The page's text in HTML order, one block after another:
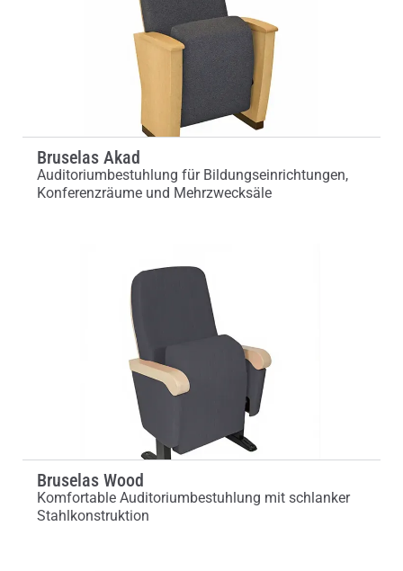
Bruselas Akad
Auditoriumbestuhlung für Bildungseinrichtungen,
Konferenzräume und Mehrzwecksäle
Bruselas Wood
Komfortable Auditoriumbestuhlung mit schlanker
Stahlkonstruktion